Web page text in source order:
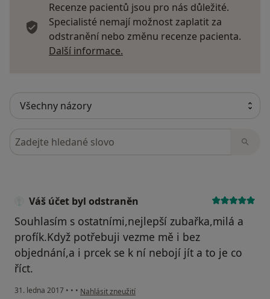
Recenze pacientů jsou pro nás důležité.
Specialisté nemají možnost zaplatit za
odstranění nebo změnu recenze pacienta.
Další informace.
Hledejte v názorech
Váš účet byl odstraněn
Souhlasím s ostatními,nejlepší zubařka,milá a
profík.Když potřebuji vezme mě i bez
objednání,a i prcek se k ní nebojí jít a to je co
říct.
31. ledna 2017 • • • podle názoru uživatele Váš účet byl odstraněn
Nahlásit zneužití